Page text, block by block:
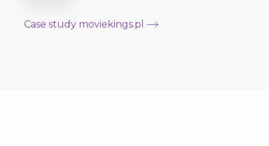
Case study moviekings.pl